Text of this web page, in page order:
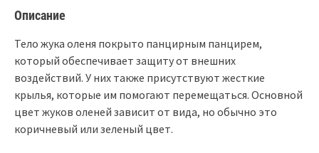
Описание
Тело жука оленя покрыто панцирным панцирем,
который обеспечивает защиту от внешних
воздействий. У них также присутствуют жесткие
крылья, которые им помогают перемещаться. Основной
цвет жуков оленей зависит от вида, но обычно это
коричневый или зеленый цвет.